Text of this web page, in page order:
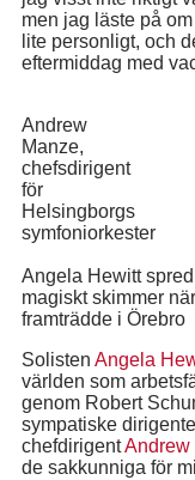
men jag läste på
lite personligt, och
eftermiddag med
Andrew
Manze,
chefsdirigent
för
Helsingborgs
symfoniorkester
Angela Hewitt
magiskt skimmer
framträdde i Örebro
Solisten Angela
världen som
genom Robert
sympatiske
chefdirigentAndrew
de sakkunniga för